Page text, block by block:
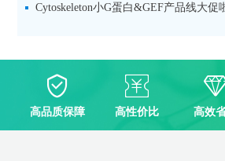
卡！
Cytoskeleton小G蛋白&GEF产品线大促
高品质保障 高性价比 高效